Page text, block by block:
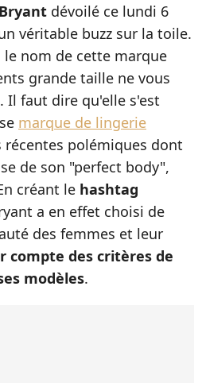
dévoilé ce lundi 6
véritable buzz sur la toile.
nom de cette marque
grande taille ne vous
Il faut dire qu'elle s'est
marque de lingerie
récentes polémiques dont
de son "perfect body",
créant le hashtag
a en effet choisi de
des femmes et leur
compte des critères de
modèles.